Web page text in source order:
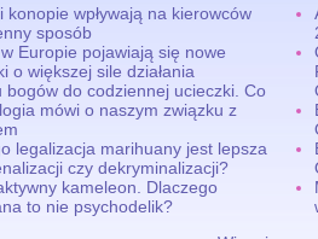
konopie wpływają na kierowców
sposób
Europie pojawiają się nowe
o większej sile działania
bogów do codziennej ucieczki. Co
mówi o naszym związku z
legalizacja marihuany jest lepsza
czy dekryminalizacji?
kameleon. Dlaczego
to nie psychodelik?